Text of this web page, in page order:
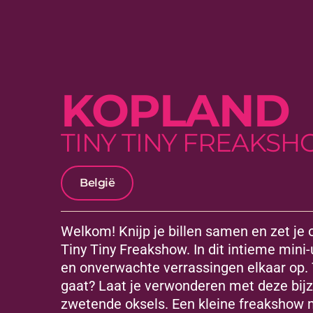
KOPLAND
TINY TINY
België
Welkom! Knijp je billen samen en zet je
Tiny Tiny Freakshow. In dit intieme
en onverwachte verrassingen elkaar
gaat? Laat je verwonderen met deze
zwetende oksels. Een kleine freakshow